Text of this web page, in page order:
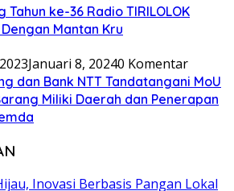
Tahun ke-36 Radio TIRILOLOK
Mantan Kru
Januari 8, 20240 Komentar
dan Bank NTT Tandatangani MoU
Miliki Daerah dan Penerapan